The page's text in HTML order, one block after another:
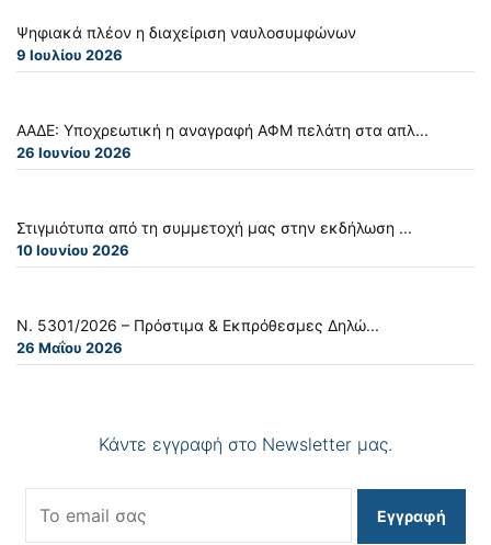
Ψηφιακά πλέον η διαχείριση ναυλοσυμφώνων
9 Ιουλίου 2026
ΑΑΔΕ: Υποχρεωτική η αναγραφή ΑΦΜ πελάτη στα απλ...
26 Ιουνίου 2026
Στιγμιότυπα από τη συμμετοχή μας στην εκδήλωση ...
10 Ιουνίου 2026
Ν. 5301/2026 – Πρόστιμα & Εκπρόθεσμες Δηλώ...
26 Μαΐου 2026
Κάντε εγγραφή στο Newsletter μας.
Εγγραφή